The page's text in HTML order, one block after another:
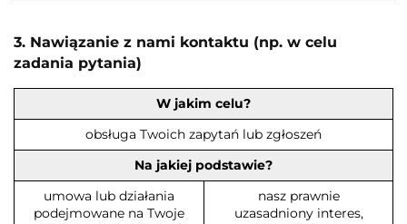
3. Nawiązanie z nami kontaktu (np. w celu
zadania pytania)
W jakim celu?
obsługa Twoich zapytań lub zgłoszeń
Na jakiej podstawie?
umowa lub działania
podejmowane na Twoje
nasz prawnie
uzasadniony interes,